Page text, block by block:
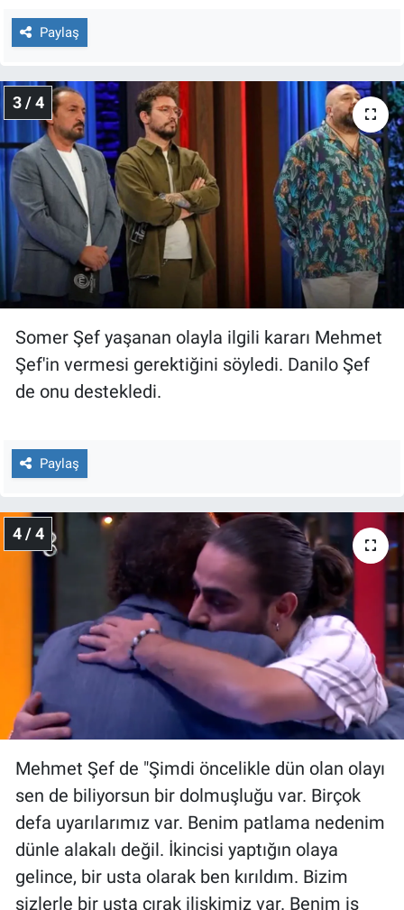
Paylaş
3 / 4
Somer Şef yaşanan olayla ilgili kararı Mehmet
Şef'in vermesi gerektiğini söyledi. Danilo Şef
de onu destekledi.
Paylaş
4 / 4
Mehmet Şef de "Şimdi öncelikle dün olan olayı
sen de biliyorsun bir dolmuşluğu var. Birçok
defa uyarılarımız var. Benim patlama nedenim
dünle alakalı değil. İkincisi yaptığın olaya
gelince, bir usta olarak ben kırıldım. Bizim
sizlerle bir usta çırak ilişkimiz var. Benim iş